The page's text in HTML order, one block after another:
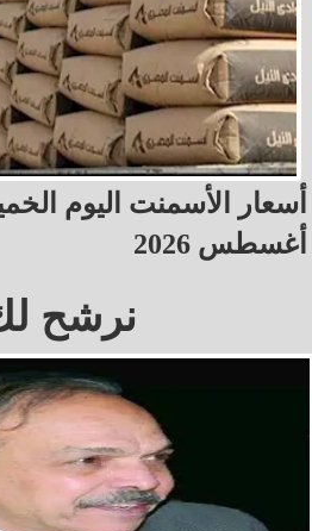
أغسطس 2026
نرشح